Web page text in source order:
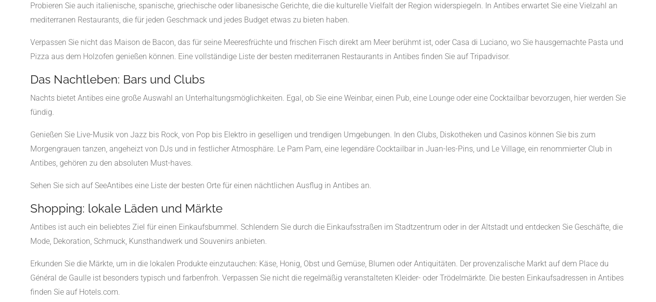
Probieren Sie auch italienische, spanische, griechische oder libanesische Gerichte, die die kulturelle Vielfalt der Region widerspiegeln. In Antibes erwartet Sie eine Vielzahl an
mediterranen Restaurants, die für jeden Geschmack und jedes Budget etwas zu bieten haben.
Verpassen Sie nicht das Maison de Bacon, das für seine Meeresfrüchte und frischen Fisch direkt am Meer berühmt ist, oder Casa di Luciano, wo Sie hausgemachte Pasta und
Pizza aus dem Holzofen genießen können. Eine vollständige Liste der besten mediterranen Restaurants in Antibes finden Sie auf Tripadvisor.
Das Nachtleben: Bars und Clubs
Nachts bietet Antibes eine große Auswahl an Unterhaltungsmöglichkeiten. Egal, ob Sie eine Weinbar, einen Pub, eine Lounge oder eine Cocktailbar bevorzugen, hier werden Sie
fündig.
Genießen Sie Live-Musik von Jazz bis Rock, von Pop bis Elektro in geselligen und trendigen Umgebungen. In den Clubs, Diskotheken und Casinos können Sie bis zum
Morgengrauen tanzen, angeheizt von DJs und in festlicher Atmosphäre. Le Pam Pam, eine legendäre Cocktailbar in Juan-les-Pins, und Le Village, ein renommierter Club in
Antibes, gehören zu den absoluten Must-haves.
Sehen Sie sich auf SeeAntibes eine Liste der besten Orte für einen nächtlichen Ausflug in Antibes an.
Shopping: lokale Läden und Märkte
Antibes ist auch ein beliebtes Ziel für einen Einkaufsbummel. Schlendern Sie durch die Einkaufsstraßen im Stadtzentrum oder in der Altstadt und entdecken Sie Geschäfte, die
Mode, Dekoration, Schmuck, Kunsthandwerk und Souvenirs anbieten.
Erkunden Sie die Märkte, um in die lokalen Produkte einzutauchen: Käse, Honig, Obst und Gemüse, Blumen oder Antiquitäten. Der provenzalische Markt auf dem Place du
Général de Gaulle ist besonders typisch und farbenfroh. Verpassen Sie nicht die regelmäßig veranstalteten Kleider- oder Trödelmärkte. Die besten Einkaufsadressen in Antibes
finden Sie auf Hotels.com.